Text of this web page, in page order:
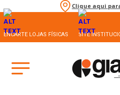
Clique aqui
ENCARTE LOJAS FÍSICAS SITE